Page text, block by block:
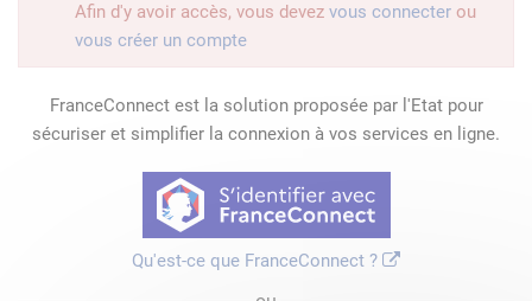
Afin d'y avoir accès, vous devez vous connecter ou
vous créer un compte
FranceConnect est la solution proposée par l'Etat pour
sécuriser et simplifier la connexion à vos services en ligne.
Qu'est-ce que FranceConnect ?